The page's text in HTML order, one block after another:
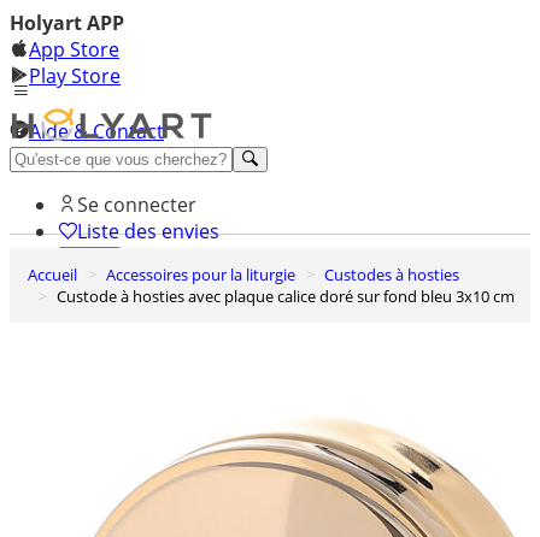
Holyart APP
App Store
Play Store
Aide & Contact
Découvrez Premium
Se connecter
Liste des envies
0
Panier
Accueil Accessoires pour la liturgie
Custodes à hosties
Custode à hosties avec plaque calice doré sur fond bleu 3x10 cm